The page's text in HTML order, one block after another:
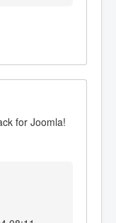
for Joomla!